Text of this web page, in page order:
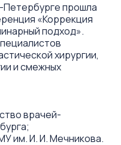
Петербурге прошла
«Коррекция
подход».
хирургии,
и смежных
врачей-
им. И. И. Мечникова.